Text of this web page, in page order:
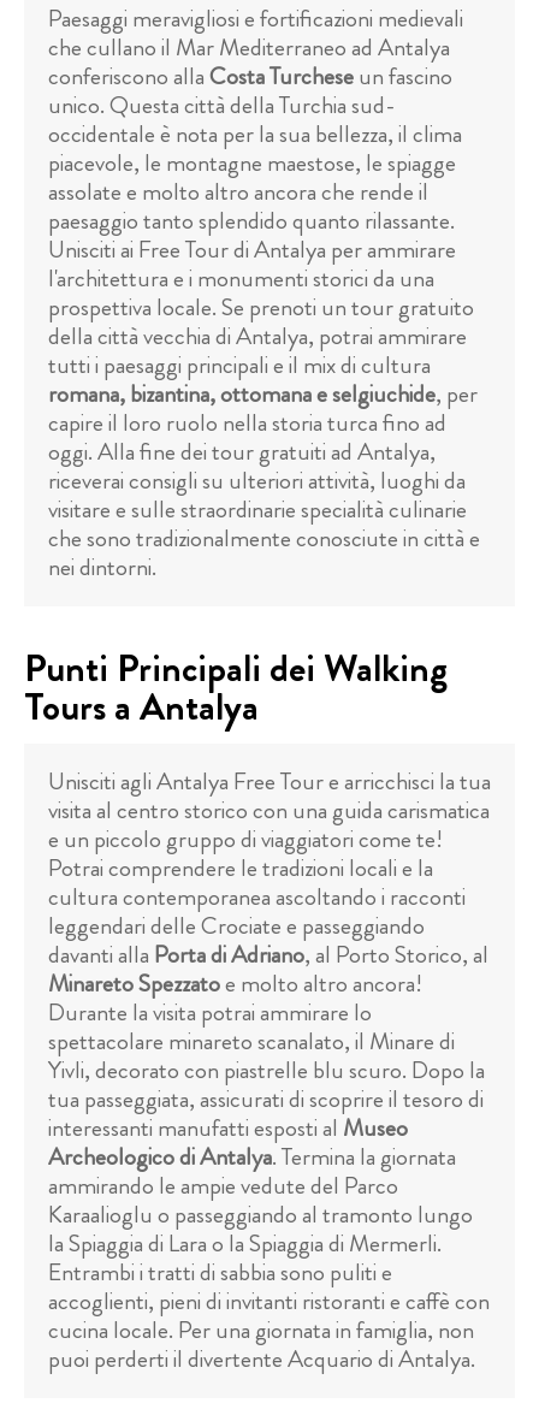
Paesaggi meravigliosi e fortificazioni medievali
che cullano il Mar Mediterraneo ad Antalya
conferiscono allaCosta Turcheseun fascino
unico. Questa città della Turchia sud-
occidentale è nota per la sua bellezza, il clima
piacevole, le montagne maestose, le spiagge
assolate e molto altro ancora che rende il
paesaggio tanto splendido quanto rilassante.
Unisciti ai Free Tour di Antalya per ammirare
l'architettura e i monumenti storici da una
prospettiva locale. Se prenoti un tour gratuito
della città vecchia di Antalya, potrai ammirare
tutti i paesaggi principali e il mix di cultura
romana, bizantina, ottomana e selgiuchide, per
capire il loro ruolo nella storia turca fino ad
oggi. Alla fine dei tour gratuiti ad Antalya,
riceverai consigli su ulteriori attività, luoghi da
visitare e sulle straordinarie specialità culinarie
che sono tradizionalmente conosciute in città e
nei dintorni.
Punti Principali dei Walking
Tours a Antalya
Unisciti agli Antalya Free Tour e arricchisci la tua
visita al centro storico con una guida carismatica
e un piccolo gruppo di viaggiatori come te!
Potrai comprendere le tradizioni locali e la
cultura contemporanea ascoltando i racconti
leggendari delle Crociate e passeggiando
davanti alla Porta di Adriano, al Porto Storico, al
Minareto Spezzatoe molto altro ancora!
Durante la visita potrai ammirare lo
spettacolare minareto scanalato, il Minare di
Yivli, decorato con piastrelle blu scuro. Dopo la
tua passeggiata, assicurati di scoprire il tesoro di
interessanti manufatti esposti al Museo
Archeologico di Antalya. Termina la giornata
ammirando le ampie vedute del Parco
Karaalioglu o passeggiando al tramonto lungo
la Spiaggia di Lara o la Spiaggia di Mermerli.
Entrambi i tratti di sabbia sono puliti e
accoglienti, pieni di invitanti ristoranti e caffè con
cucina locale. Per una giornata in famiglia, non
puoi perderti il divertente Acquario di Antalya.